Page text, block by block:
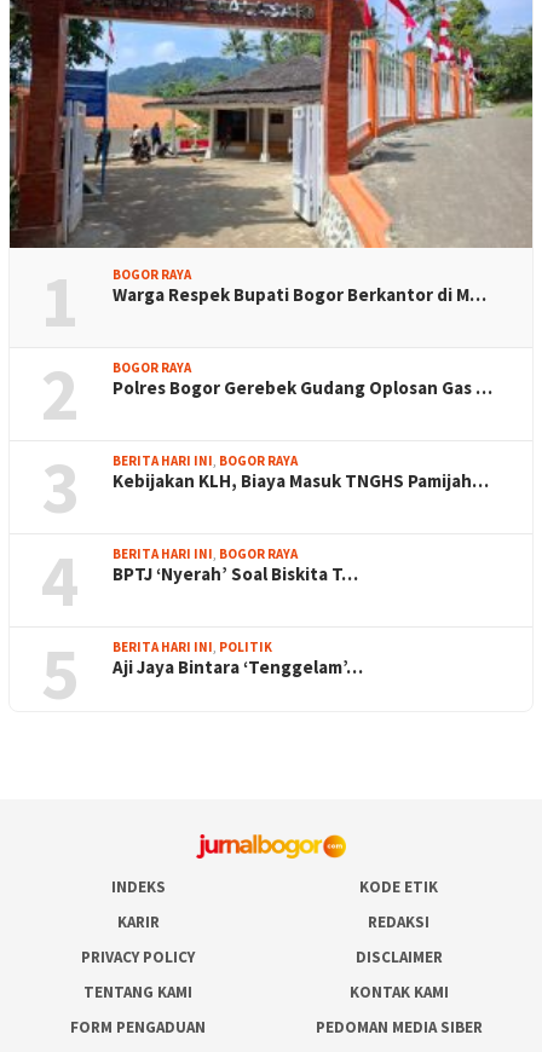
1 BOGOR RAYA
Warga Respek Bupati Bogor Berkantor di M…
2 BOGOR RAYA
Polres Bogor Gerebek Gudang Oplosan Gas …
3 BERITA HARI INI, BOGOR RAYA
Kebijakan KLH, Biaya Masuk TNGHS Pamijah…
4 BERITA HARI INI, BOGOR RAYA
BPTJ ‘Nyerah’ Soal Biskita T…
5 BERITA HARI INI, POLITIK
Aji Jaya Bintara ‘Tenggelam’…
INDEKS
KODE ETIK
KARIR
REDAKSI
PRIVACY POLICY
DISCLAIMER
TENTANG KAMI
KONTAK KAMI
FORM PENGADUAN
PEDOMAN MEDIA SIBER